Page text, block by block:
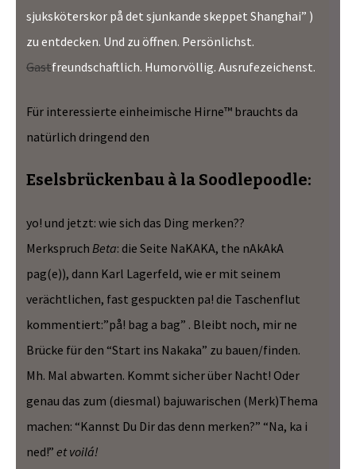
sjuksköterskor på det sjunkande skeppet Shanghai” )
zu entdecken. Und zu öffnen. Persönlichst.
Gastfreundschaftlich. Humorvöllig. Ausrufezeichenst.
Für interessierte einheimische Hirne™ brauchts da
natürlich dringend den
Eselsbrückenbau à la Soodlepoodle:
yo! und jetzt: wie sich das Ding merken??
Merkspruch Beta: die Seite NaKAKA, the nAkAkA
pag(e)), dann Karl Lagerfeld, wie er mit seinem
verächtlichen, fast gespuckten pa! die Taschenflut
kommentiert:”på! bag a bag” . Bleibt noch, mir ne
Brücke für den “Start ins Nakaka” zu bauen/finden.
Mh. Mal abwarten. Kommt sicher über Nacht! Oder
genau das zum (diesmal) bajuwarischen (Merk)Thema
machen: “Kannst Du Dir das denn merken?” “Na, ka i
ned!” et voilá!